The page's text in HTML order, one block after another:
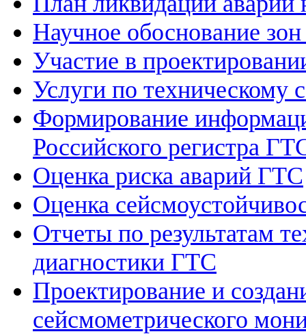
Научное обоснование
Участие в
Услуги по техническому
Формирование
Российского регистра
Оценка риска аварий ГТС
Оценка
Отчеты по результатам
диагностики ГТС
Проектирование и
сейсмометрического